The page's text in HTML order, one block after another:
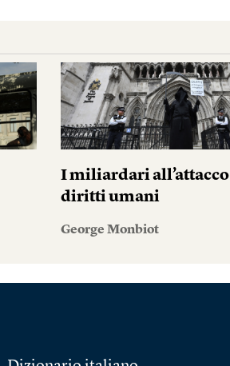
I miliardari
diritti umani
George Monbiot